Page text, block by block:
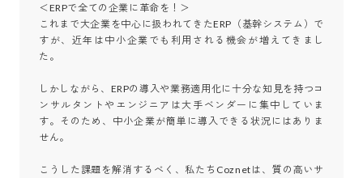
＜ERPで全ての企業に革命を！＞
これまで大企業を中心に扱われてきたERP（基幹システム）で
すが、近年は中小企業でも利用される機会が増えてきまし
た。
しかしながら、ERPの導入や業務適用化に十分な知見を持つコ
ンサルタントやエンジニアは大手ベンダーに集中していま
す。そのため、中小企業が簡単に導入できる状況にはありま
せん。
こうした課題を解消するべく、私たちCoznetは、質の高いサ